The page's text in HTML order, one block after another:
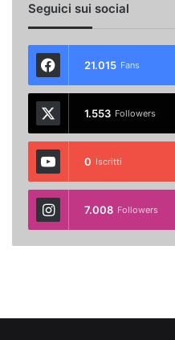
Seguici sui social
21.015 Fans
1.553 Followers
0 Iscritti
7.008 Followers